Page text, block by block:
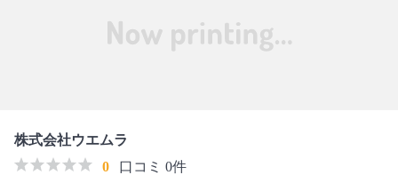
株式会社ウエムラ
0
口コミ 0件